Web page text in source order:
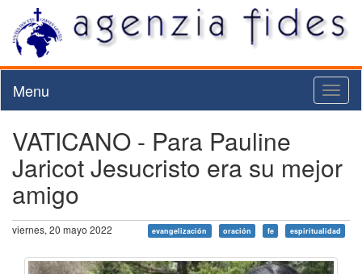
Menu
VATICANO - Para Pauline
Jaricot Jesucristo era su mejor
amigo
viernes, 20 mayo 2022 evangelización oración fe espiritualidad